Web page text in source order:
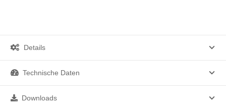
Details
Technische Daten
Downloads